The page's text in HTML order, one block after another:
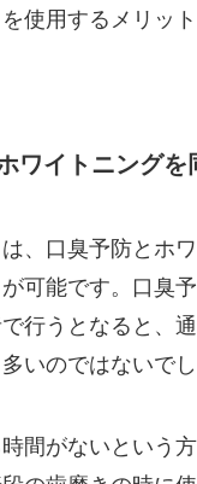
使用するメリッ
ワイトニングを
、口臭予防とホ
可能です。口臭
行うとなると、
いのではないでし
間がないという